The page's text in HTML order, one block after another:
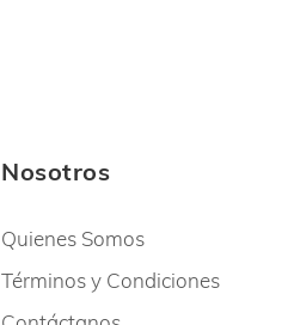
Nosotros
Quienes Somos
Términos y Condiciones